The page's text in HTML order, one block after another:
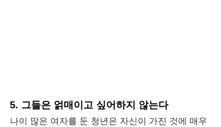
5. 그들은 얽매이고 싶어하지 않는다
나이 많은 여자를 둔 청년은 자신이 가진 것에 매우